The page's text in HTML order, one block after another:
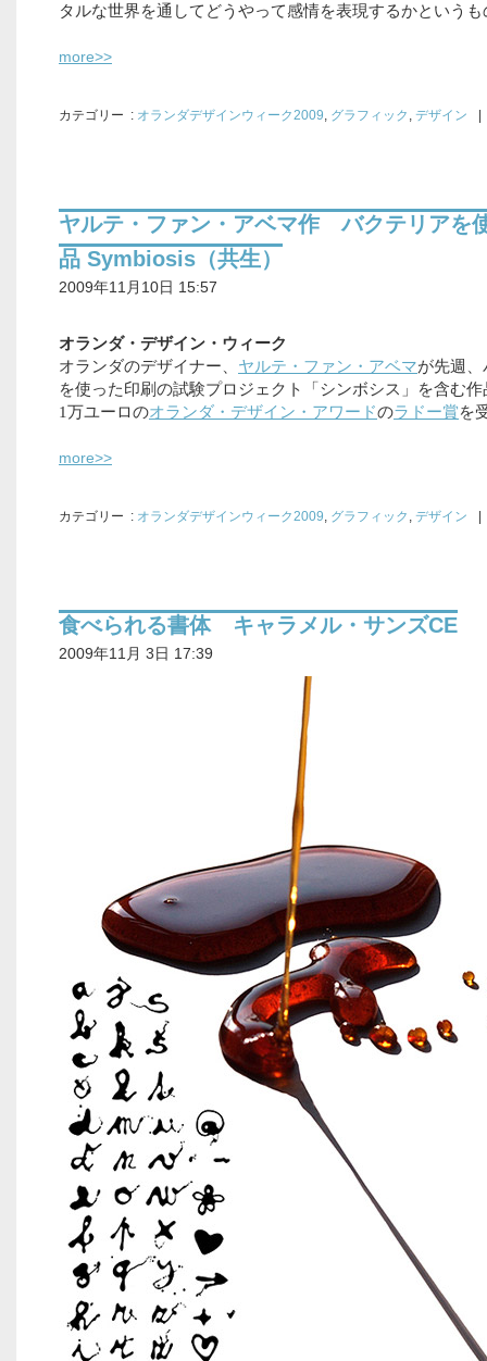
タルな世界を通してどうやって感情を表現するかというも
more>>
カテゴリー : オランダデザインウィーク2009, グラフィック , デザイン
ヤルテ・ファン・アベマ作 バクテリアを
品 Symbiosis（共生）
2009年11月10日 15:57
オランダ・デザイン・ウィーク
オランダのデザイナー、 ヤルテ・ファン・アベマが先週
を使った印刷の試験プロジェクト「シンボシス」を含む
1万ユーロのオランダ・デザイン・アワードのラドー賞を
more>>
カテゴリー : オランダデザインウィーク2009, グラフィック , デザイン
食べられる書体 キャラメル・サンズCE
2009年11月 3日 17:39